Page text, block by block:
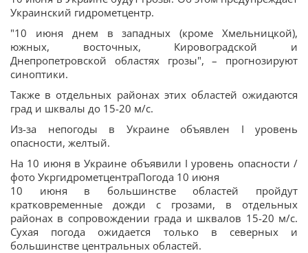
Украинский гидрометцентр.
"10 июня днем в западных (кроме Хмельницкой),
южных, восточных, Кировоградской и
Днепропетровской областях грозы", – прогнозируют
синоптики.
Также в отдельных районах этих областей ожидаются
град и шквалы до 15-20 м/с.
Из-за непогоды в Украине объявлен I уровень
опасности, желтый.
На 10 июня в Украине объявили I уровень опасности /
фото УкргидрометцентраПогода 10 июня
10 июня в большинстве областей пройдут
кратковременные дожди с грозами, в отдельных
районах в сопровождении града и шквалов 15-20 м/с.
Сухая погода ожидается только в северных и
большинстве центральных областей.